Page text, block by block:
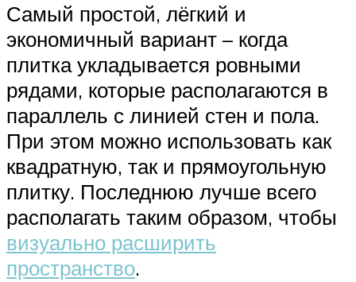
Самый простой, лёгкий и
экономичный вариант – когда
плитка укладывается ровными
рядами, которые располагаются в
параллель с линией стен и пола.
При этом можно использовать как
квадратную, так и прямоугольную
плитку. Последнюю лучше всего
располагать таким образом, чтобы
визуально расширить
пространство.